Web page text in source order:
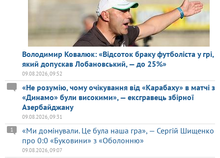
Володимир Ковалюк: «Відсоток браку футболіста у грі,
який допускав Лобановський, — до 25%»
09.08.2026, 09:52
«Не розумію, чому очікування від «Карабаху» в матчі з
«Динамо» були високими», — ексгравець збірної
Азербайджану
09.08.2026, 09:31
«Ми домінували. Це була наша гра», — Сергій Шищенко
про 0:0 «Буковини» з «Оболонню»
1
09.08.2026, 09:07